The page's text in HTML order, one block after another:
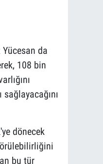
Yücesan da
108 bin
dönecek
bu tür